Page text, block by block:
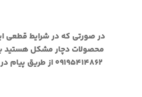
در صورتی که در شرایط قطعی
محصولات دچار مشکل هستید
09195414862 از طریق پیام در ارتباط باشید.